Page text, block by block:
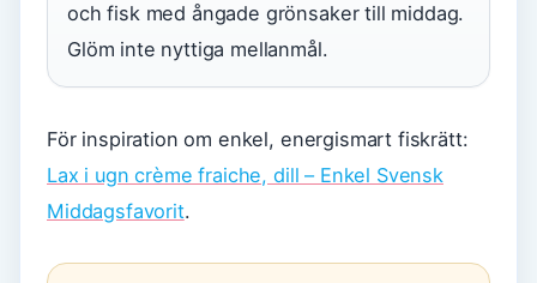
och fisk med ångade grönsaker till middag.
Glöm inte nyttiga mellanmål.
För inspiration om enkel, energismart fiskrätt:
Lax i ugn crème fraiche, dill – Enkel Svensk
Middagsfavorit.